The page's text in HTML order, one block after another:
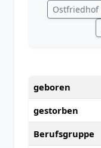
Ostfriedhof
geboren
gestorben
Berufsgruppe